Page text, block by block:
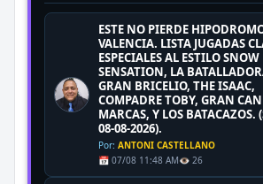
ESTE NO PIERDE
VALENCIA. LISTA JUGADAS
ESPECIALES AL ESTILO SNOW
SENSATION, LA
GRAN BRICELIO, THE ISAAC,
COMPADRE TOBY, GRAN
MARCAS, Y LOS BATACAZOS.
08-08-2026).
Por: ANTONI CASTELLANO
📅 07/08 11:48 AM👁️ 26